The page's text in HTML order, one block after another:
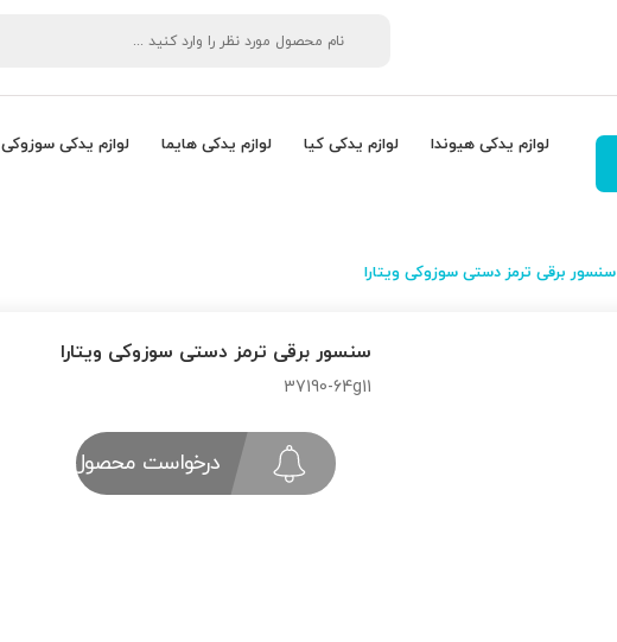
لوازم یدکی هیوندا لوازم یدکی کیا لوازم یدکی هایما لوازم یدکی سوزوکی
سنسور برقی ترمز دستی سوزوکی ویتارا
سنسور برقی ترمز دستی سوزوکی ویتارا
37190-64g11
درخواست محصول